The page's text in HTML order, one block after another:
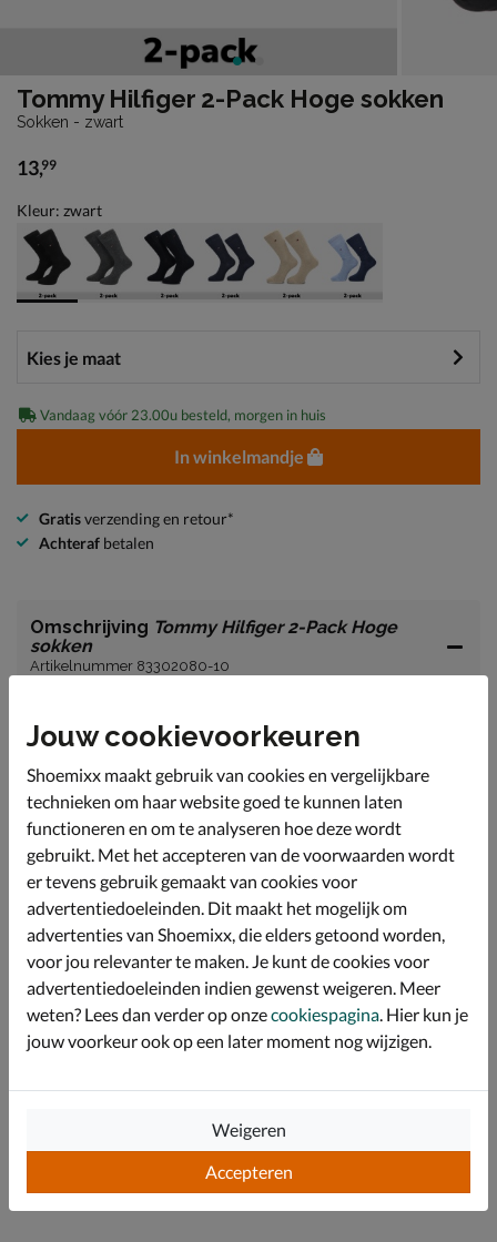
Tommy Hilfiger 2-Pack Hoge sokken
Sokken - zwart
€ 13,99
13,99
Kleur: zwart
Vandaag vóór 23.00u besteld, morgen in huis
In winkelmandje
Gratisverzending en retour*
Achteraf betalen
Omschrijving Tommy Hilfiger 2-Pack Hoge
sokken
Artikelnummer 83302080-10
Tommy Hilfiger 2-Pack heren hoge sokken
Uitgevoerd in 75% katoen, 23% polyamide en 2%
elastaan.
Geborduurd Tommy Hilfiger-vlag op de zijkant.
Specificaties
Over Tommy Hilfiger
Bekijk meer
Jouw cookievoorkeuren
Shoemixx maakt gebruik van cookies en vergelijkbare
technieken om haar website goed te kunnen laten
functioneren en om te analyseren hoe deze wordt
gebruikt. Met het accepteren van de voorwaarden wordt
er tevens gebruik gemaakt van cookies voor
advertentiedoeleinden. Dit maakt het mogelijk om
advertenties van Shoemixx, die elders getoond worden,
voor jou relevanter te maken. Je kunt de cookies voor
advertentiedoeleinden indien gewenst weigeren. Meer
weten? Lees dan verder op onzecookiespagina . Hier kun je
jouw voorkeur ook op een later moment nog wijzigen.
Accepteren
Weigeren